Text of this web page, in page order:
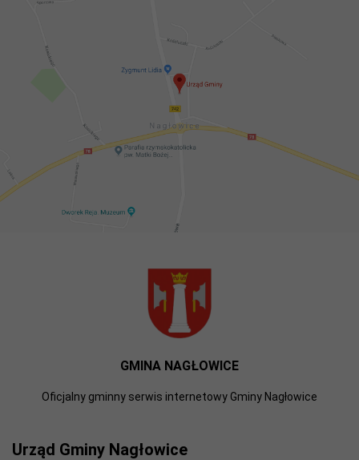
GMINA NAGŁOWICE
Oficjalny gminny serwis internetowy Gminy Nagłowice
Urząd Gminy Nagłowice